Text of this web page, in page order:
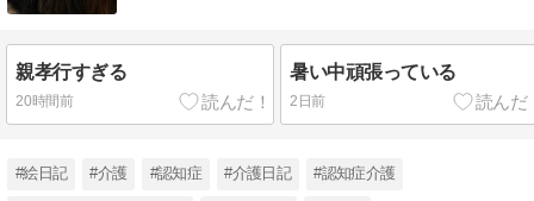
親孝行すぎる
20時間前
暑い中頑張っている
2日前
#絵日記 #介護 #認知症 #介護日記 #認知症介護